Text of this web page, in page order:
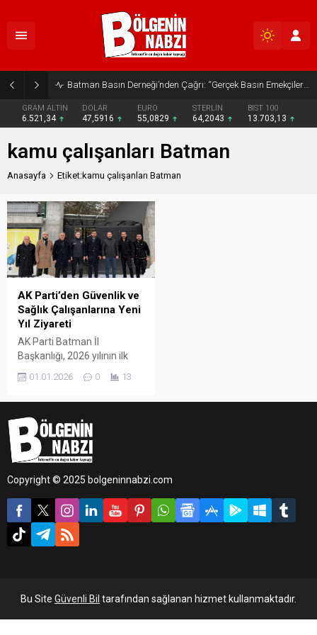
Batman Basın Derneği’nden Çağrı: “Gerçek Basın Emekçileri Desteklenmeli”
GRAM ALTIN
6.521,34
DOLAR
47,5916
EURO
55,0829
STERLİN
64,2043
BIST 100
13.703,13
kamu çalışanları Batman
Anasayfa Etiket:kamu çalışanları Batman
AK Parti’den Güvenlik ve
Sağlık Çalışanlarına Yeni
Yıl Ziyareti
AK Parti Batman İl
Başkanlığı, 2026 yılının ilk
huzuru, güvenliği ve sağlığı
sağlık çalışanlarını ziyaret
etti.
01.01.2026 0 13
Copyright © 2025 bolgeninnabzi.com
Bu Site Güvenli Bil tarafından sağlanan hizmet kullanmaktadır.